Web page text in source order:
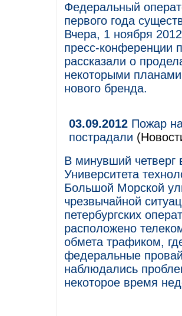
Федеральный
первого года
Вчера, 1 ноября
пресс-конференции
рассказали о
некоторыми
нового бренда.
03.09.2012 Пожар
пострадали
В минувший четверг
Университета
Большой Морской
чрезвычайной
петербургских
расположено
обмета трафиком,
федеральные
наблюдались
некоторое время